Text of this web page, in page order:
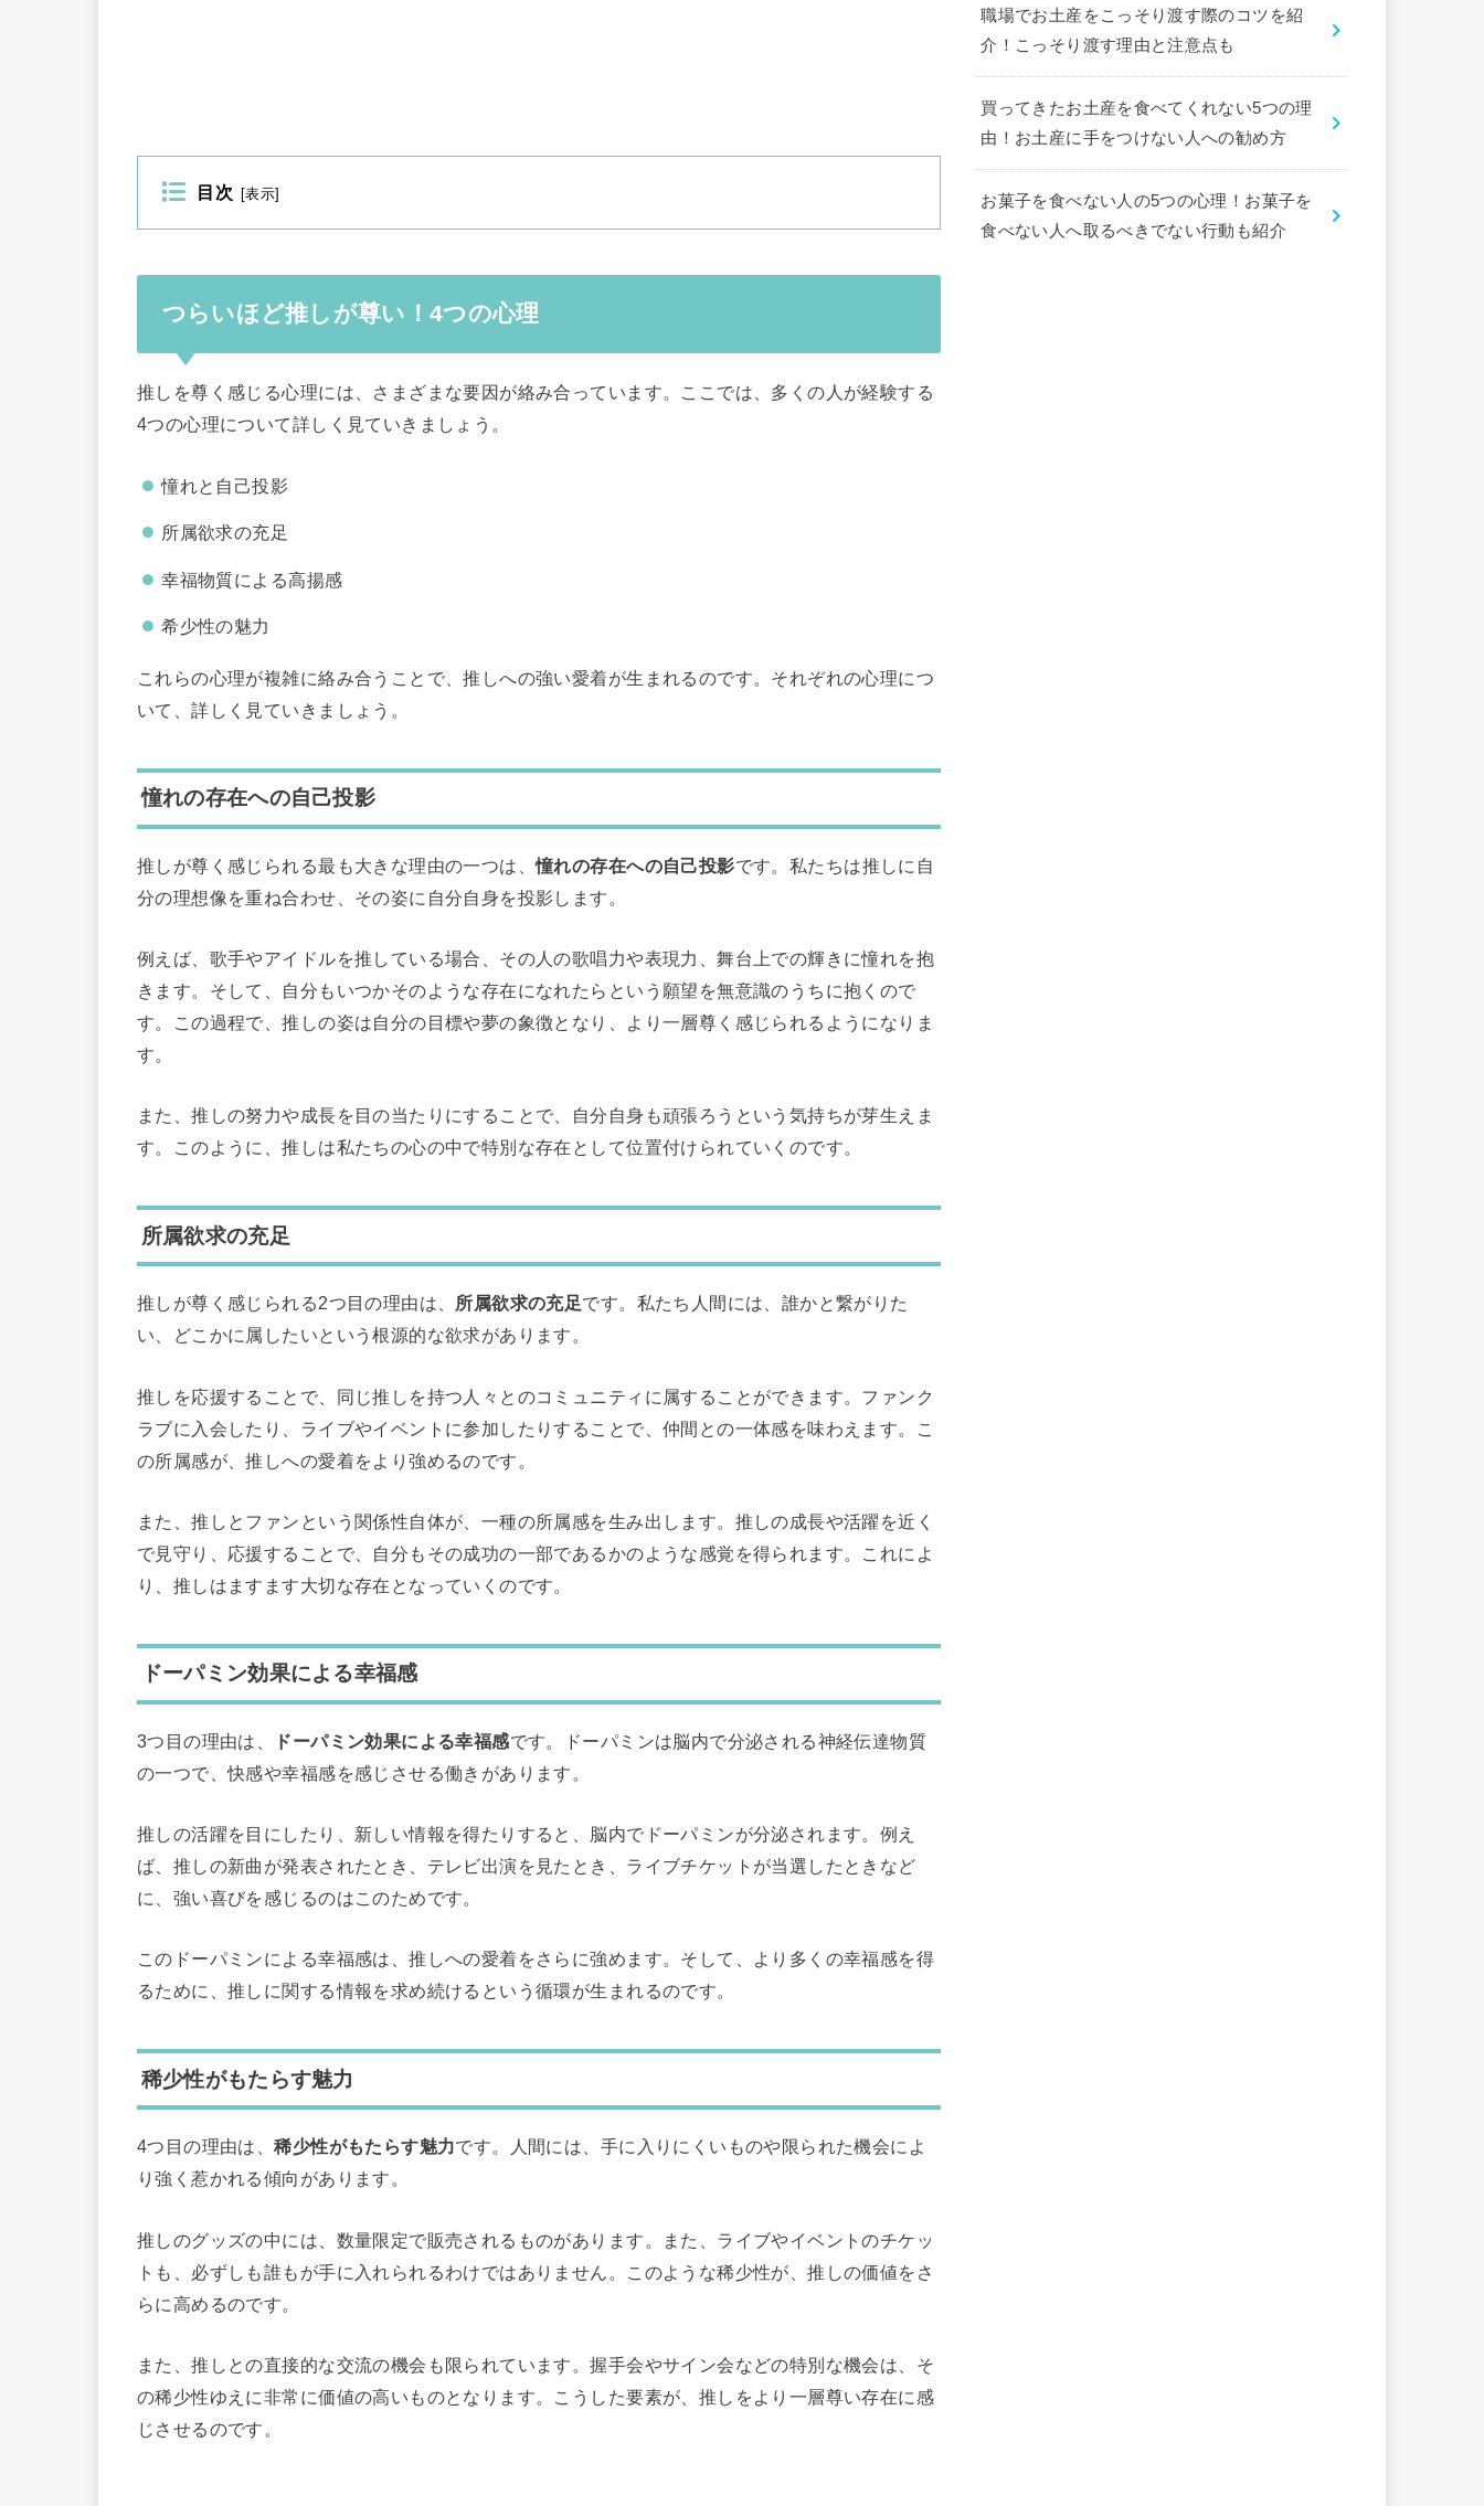
目次 [表示]
つらいほど推しが尊い！4つの心理
推しを尊く感じる心理には、さまざまな要因が絡み合っています。ここでは、多くの人が経験する
4つの心理について詳しく見ていきましょう。
憧れと自己投影
所属欲求の充足
幸福物質による高揚感
希少性の魅力
これらの心理が複雑に絡み合うことで、推しへの強い愛着が生まれるのです。それぞれの心理につ
いて、詳しく見ていきましょう。
憧れの存在への自己投影
推しが尊く感じられる最も大きな理由の一つは、憧れの存在への自己投影です。私たちは推しに自
分の理想像を重ね合わせ、その姿に自分自身を投影します。
例えば、歌手やアイドルを推している場合、その人の歌唱力や表現力、舞台上での輝きに憧れを抱
きます。そして、自分もいつかそのような存在になれたらという願望を無意識のうちに抱くので
す。この過程で、推しの姿は自分の目標や夢の象徴となり、より一層尊く感じられるようになりま
す。
また、推しの努力や成長を目の当たりにすることで、自分自身も頑張ろうという気持ちが芽生えま
す。このように、推しは私たちの心の中で特別な存在として位置付けられていくのです。
所属欲求の充足
推しが尊く感じられる2つ目の理由は、 所属欲求の充足です。私たち人間には、誰かと繋がりた
い、どこかに属したいという根源的な欲求があります。
推しを応援することで、同じ推しを持つ人々とのコミュニティに属することができます。ファンク
ラブに入会したり、ライブやイベントに参加したりすることで、仲間との一体感を味わえます。こ
の所属感が、推しへの愛着をより強めるのです。
また、推しとファンという関係性自体が、一種の所属感を生み出します。推しの成長や活躍を近く
で見守り、応援することで、自分もその成功の一部であるかのような感覚を得られます。これによ
り、推しはますます大切な存在となっていくのです。
ドーパミン効果による幸福感
3つ目の理由は、 ドーパミン効果による幸福感です。ドーパミンは脳内で分泌される神経伝達物質
の一つで、快感や幸福感を感じさせる働きがあります。
推しの活躍を目にしたり、新しい情報を得たりすると、脳内でドーパミンが分泌されます。例え
ば、推しの新曲が発表されたとき、テレビ出演を見たとき、ライブチケットが当選したときなど
に、強い喜びを感じるのはこのためです。
このドーパミンによる幸福感は、推しへの愛着をさらに強めます。そして、より多くの幸福感を得
るために、推しに関する情報を求め続けるという循環が生まれるのです。
稀少性がもたらす魅力
4つ目の理由は、稀少性がもたらす魅力です。人間には、手に入りにくいものや限られた機会によ
り強く惹かれる傾向があります。
推しのグッズの中には、数量限定で販売されるものがあります。また、ライブやイベントのチケッ
トも、必ずしも誰もが手に入れられるわけではありません。このような稀少性が、推しの価値をさ
らに高めるのです。
また、推しとの直接的な交流の機会も限られています。握手会やサイン会などの特別な機会は、そ
の稀少性ゆえに非常に価値の高いものとなります。こうした要素が、推しをより一層尊い存在に感
じさせるのです。
職場でお土産をこっそり渡す際のコツを紹
介！こっそり渡す理由と注意点も
買ってきたお土産を食べてくれない5つの理
由！お土産に手をつけない人への勧め方
お菓子を食べない人の5つの心理！お菓子を
食べない人へ取るべきでない行動も紹介